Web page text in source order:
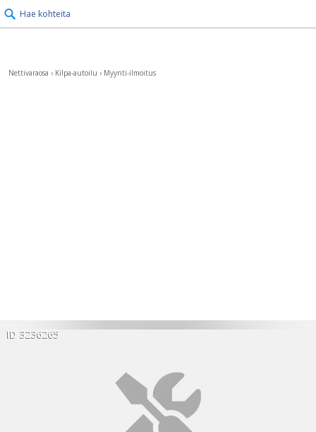
Hae kohteita
Nettivaraosa › Kilpa-autoilu › Myynti-ilmoitus
ID 3236265